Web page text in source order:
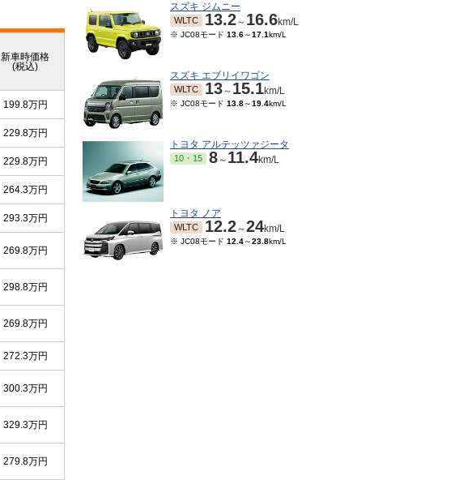
新車時価格
(税込)
199.8万円
229.8万円
229.8万円
264.3万円
293.3万円
269.8万円
298.8万円
269.8万円
272.3万円
300.3万円
329.3万円
279.8万円
スズキ ジムニー
WLTC 13.2～ 16.6km/L
※ JC08モード 13.6～17.1km/L
スズキ エブリイワゴン
WLTC 13～ 15.1km/L
※ JC08モード 13.8～19.4km/L
トヨタ アルテッツァジータ
10・15 8～ 11.4km/L
トヨタ ノア
WLTC 12.2～24km/L
※ JC08モード 12.4～23.8km/L